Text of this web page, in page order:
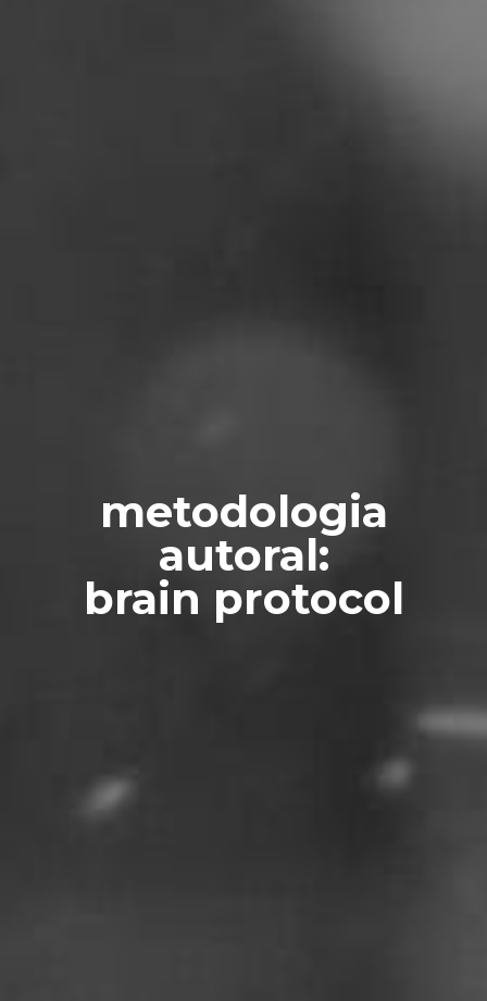
metodologia
autoral:
brain protocol